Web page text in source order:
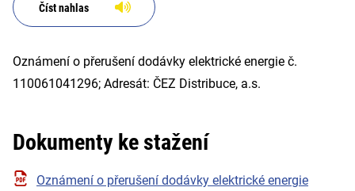
Číst nahlas
Oznámení o přerušení dodávky elektrické energie č.
110061041296; Adresát: ČEZ Distribuce, a.s.
Dokumenty ke stažení
Oznámení o přerušení dodávky elektrické energie